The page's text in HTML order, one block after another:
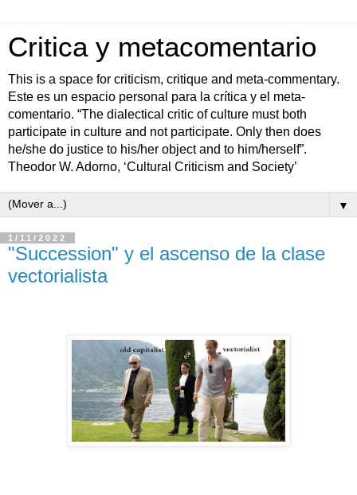
Critica y metacomentario
This is a space for criticism, critique and meta-commentary.
Este es un espacio personal para la crítica y el meta-
comentario. “The dialectical critic of culture must both
participate in culture and not participate. Only then does
he/she do justice to his/her object and to him/herself”.
Theodor W. Adorno, ‘Cultural Criticism and Society’
▼
1/11/2022
"Succession" y el ascenso de la clase
vectorialista